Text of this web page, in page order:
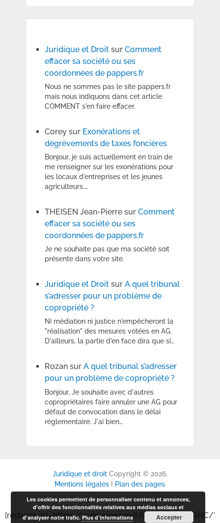
Juridique et Droitsur Comment
effacer sa société ou ses
coordonnées de pappers.fr
Nous ne sommes pas le site pappers.fr
mais nous indiquons dans cet article
COMMENT s'en faire effacer.
Coreysur Exonérations et
dégrèvements de taxes foncières
Bonjour, je suis actuellement en train de
me renseigner sur les exonérations pour
les locaux d'entreprises et les jeunes
agriculteurs.…
THEISEN Jean-Pierresur Comment
effacer sa société ou ses
coordonnées de pappers.fr
Je ne souhaite pas que ma société soit
présente dans votre site.
Juridique et Droitsur A quel tribunal
s’adresser pour un problème de
copropriété ?
Ni médiation ni justice n'empêcheront la
"réalisation" des mesures votées en AG.
D'ailleurs, la partie d'en face dira que si…
Rozansur A quel tribunal s’adresser
pour un problème de copropriété ?
Bonjour, Je souhaite avec d'autres
copropriétaires faire annuler une AG pour
défaut de convocation dans le délai
réglementaire. J'ai bien…
Juridique et droitCopyright © 2026.
Mentions légales
Plan des pages
[redirect url='https://www.amazon.fr/dp/B0GP6P6RHC/'
Les cookies permettent de personnaliser contenu et annonces,
d'offrir des fonctionnalités relatives aux médias sociaux et
d'analyser notre trafic.Plus d’informations Accepter